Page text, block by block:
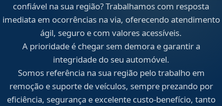
confiável na sua região? Trabalhamos com resposta
imediata em ocorrências na via, oferecendo atendimento
ágil, seguro e com valores acessíveis.
A prioridade é chegar sem demora e garantir a
integridade do seu automóvel.
Somos referência na sua região pelo trabalho em
remoção e suporte de veículos, sempre prezando por
eficiência, segurança e excelente custo-benefício, tanto